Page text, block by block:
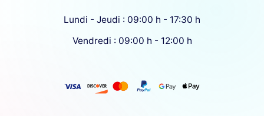
Lundi - Jeudi : 09:00 h - 17:30 h
Vendredi : 09:00 h - 12:00 h